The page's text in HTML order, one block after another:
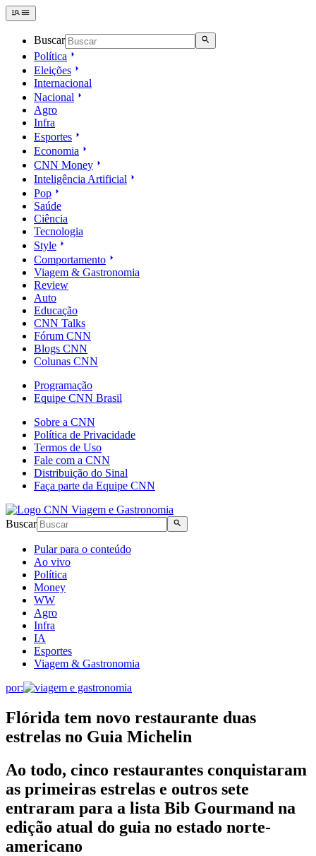
Buscar
Política
Eleições
Internacional
Nacional
Agro
Infra
Esportes
Economia
CNN Money
Inteligência Artificial
Pop
Saúde
Ciência
Tecnologia
Style
Comportamento
Viagem & Gastronomia
Review
Auto
Educação
CNN Talks
Fórum CNN
Blogs CNN
Colunas CNN
Programação
Equipe CNN Brasil
Sobre a CNN
Política de Privacidade
Termos de Uso
Fale com a CNN
Distribuição do Sinal
Faça parte da Equipe CNN
Buscar
Pular para o conteúdo
Ao vivo
Política
Money
WW
Agro
Infra
IA
Esportes
Viagem & Gastronomia
por:
Flórida tem novo restaurante duas
estrelas no Guia Michelin
Ao todo, cinco restaurantes conquistaram
as primeiras estrelas e outros sete
entraram para a lista Bib Gourmand na
edição atual do guia no estado norte-
americano